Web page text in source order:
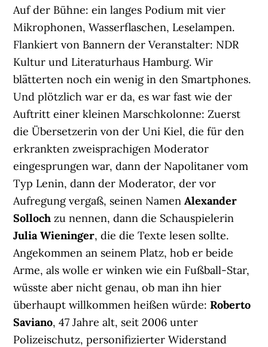
Auf der Bühne: ein langes Podium mit vier
Mikrophonen, Wasserflaschen, Leselampen.
Flankiert von Bannern der Veranstalter: NDR
Kultur und Literaturhaus Hamburg. Wir
blätterten noch ein wenig in den Smartphones.
Und plötzlich war er da, es war fast wie der
Auftritt einer kleinen Marschkolonne: Zuerst
die Übersetzerin von der Uni Kiel, die für den
erkrankten zweisprachigen Moderator
eingesprungen war, dann der Napolitaner vom
Typ Lenin, dann der Moderator, der vor
Aufregung vergaß, seinen NamenAlexander
Solloch zu nennen, dann die Schauspielerin
Julia Wieninger, die die Texte lesen sollte.
Angekommen an seinem Platz, hob er beide
Arme, als wolle er winken wie ein Fußball-Star,
wüsste aber nicht genau, ob man ihn hier
überhaupt willkommen heißen würde:Roberto
Saviano, 47 Jahre alt, seit 2006 unter
Polizeischutz, personifizierter Widerstand